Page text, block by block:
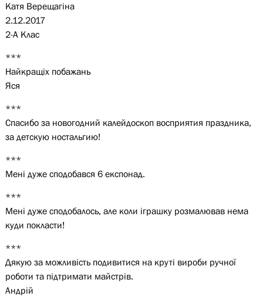
Катя Верещагіна
2.12.2017
2-А Клас
***
Найкращіх побажань
Яся
***
Спасибо за новогодний калейдоскоп восприятия праздника,
за детскую ностальгию!
***
Мені дуже сподобався 6 експонад.
***
Мені дуже сподобалось, але коли іграшку розмалював нема
куди покласти!
***
Дякую за можливість подивитися на круті вироби ручної
роботи та підтримати майстрів.
Андрій